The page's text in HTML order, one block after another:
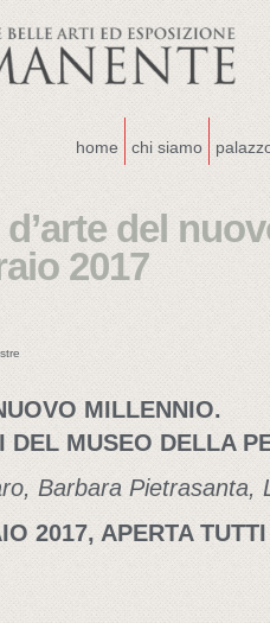
home chi siamo
del
2017
MILLENNIO.
DEL MUSEO DELLA
Barbara
2017, APERTA